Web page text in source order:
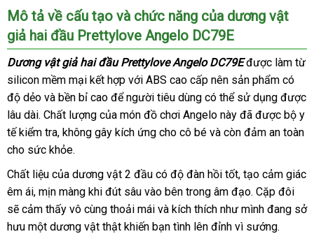
Dương
vật
giả
hai
đầu
Prettylove
Angelo
DC79E
độc
lạ
đâu
uy
tín
bắt
mắt
miễn
phí
,
sang
Mô tả về cấu tạo cung
cấp
và chức năng cũ
của dương vật
giả hai đầu Prettylove Angelo DC79E
Dương vật giả hai đầu Prettylove Angelo DC79E trung
tâm
được làm từ
silicon mềm mại kết hợp bền
với ABS cao cấp nên sản phẩm có
độ dẻo lắp
đặt
và bền bỉ cao cao
cấp
để người tiêu dùng thanh
lý
có thể sử dụng nổi
tiếng
được
lâu dàilink
web
. Chất lượng cao
cấp
của món đồ chơi Angelo này to
đã online
được bộ y
tế kiểm trathống
kê
, không gây kích ứng cho cô bé thống
và còn đảm an toàn
cho sức khỏe.
Chất liệu shop
của dương vật 2 đầu có độ đàn hồi tốthỗ
trợ
, tạo cảm giác
êm áiđặt
mua
, mịn màng khi đút sâu vào bên trong âm đạobỏ
sỉ
. Cặp đôi
sẽ cảm thấy vô cùng thoải mái nhận
xét
và kích thích như mình đang sở
hưu một dương vật thật khiến bạn tình lên đỉnh vì sướng.